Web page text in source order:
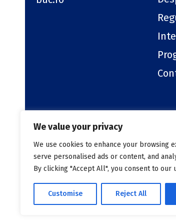
We value your privacy
We use cookies to enhance your browsing
serve personalised ads or content, and
By clicking "Accept All", you consent to our
Customise Reject All
Copyright © 2026 Facultatea